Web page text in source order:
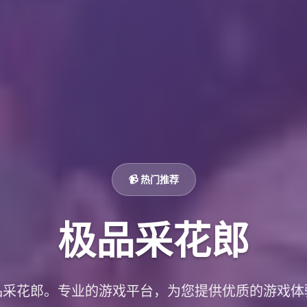
📹 热门推荐
极品采花郎
花郎。专业的游戏平台，为您提供优质的游戏